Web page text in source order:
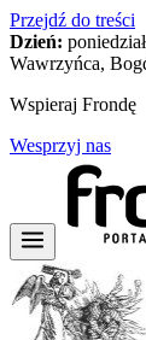
Przejdź do treści
Dzień:
Wawrzyńca,
Wspieraj Frondę
Wesprzyj nas